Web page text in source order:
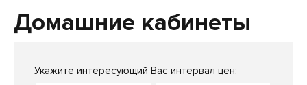
Домашние кабинеты
Укажите интересующий Вас интервал цен: